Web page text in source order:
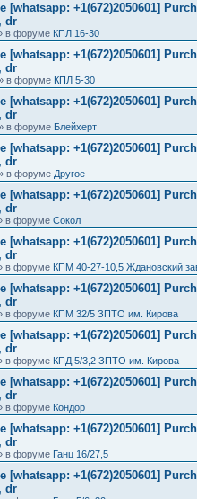
+1(672)2050601]
dr
в форуме КПЛ 16-30
+1(672)2050601]
dr
в форуме КПЛ 5-30
+1(672)2050601]
dr
в форуме Блейхерт
+1(672)2050601]
dr
в форуме Другое
+1(672)2050601]
dr
в форуме Сокол
+1(672)2050601]
dr
в форуме КПМ 40-27-10,5 Ждановский
+1(672)2050601]
dr
в форуме КПМ 32/5 ЗПТО им. Кирова
+1(672)2050601]
dr
в форуме КПД 5/3,2 ЗПТО им. Кирова
+1(672)2050601]
dr
в форуме Кондор
+1(672)2050601]
dr
в форуме Ганц 16/27,5
+1(672)2050601]
dr